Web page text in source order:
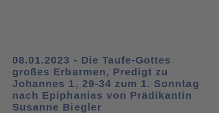
08.01.2023 - Die Taufe-Gottes
großes Erbarmen, Predigt zu
Johannes 1, 29-34 zum 1. Sonntag
nach Epiphanias von Prädikantin
Susanne Biegler